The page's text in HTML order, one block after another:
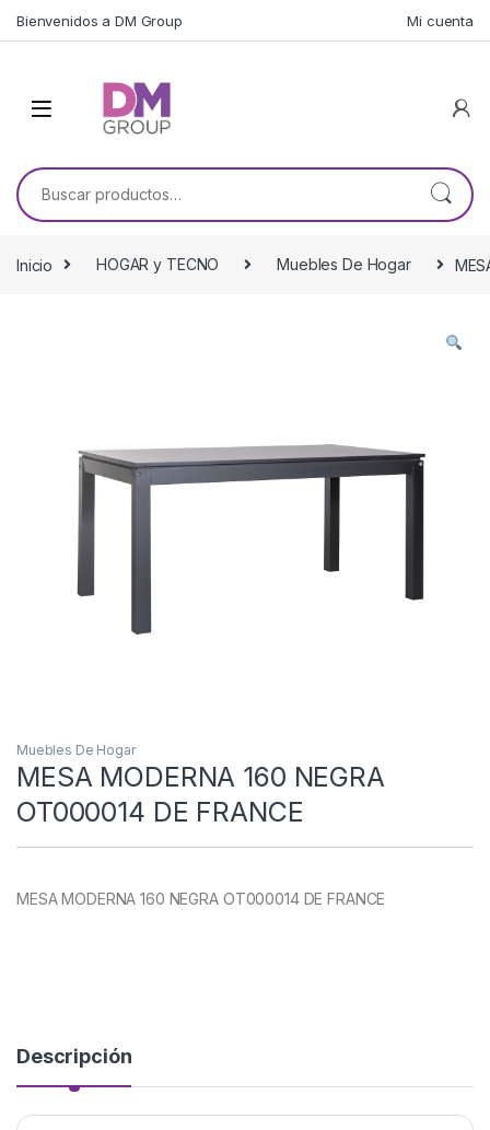
Bienvenidos a DM Group Mi cuenta
Buscar por:
Inicio HOGAR y TECNO Muebles De Hogar
Muebles De Hogar
MESA MODERNA 160 NEGRA
OT000014 DE FRANCE
MESA MODERNA 160 NEGRA OT000014 DE FRANCE
Descripción